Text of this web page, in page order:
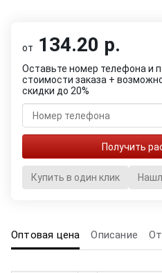
от 134.20 р.
Оставьте номер телефона и
стоимости заказа +
скидки до 20%
Купить в один клик
Оптовая цена Описание